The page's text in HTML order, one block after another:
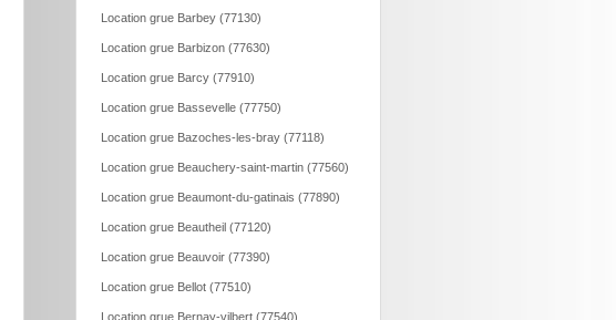
Location grue Barbey (77130)
Location grue Barbizon (77630)
Location grue Barcy (77910)
Location grue Bassevelle (77750)
Location grue Bazoches-les-bray (77118)
Location grue Beauchery-saint-martin (77560)
Location grue Beaumont-du-gatinais (77890)
Location grue Beautheil (77120)
Location grue Beauvoir (77390)
Location grue Bellot (77510)
Location grue Bernay-vilbert (77540)